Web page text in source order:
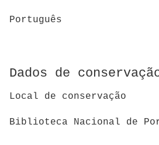
Português
Dados de
Local de conservação
Biblioteca Nacional de